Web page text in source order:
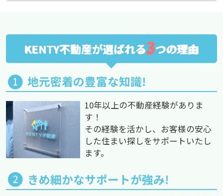
KENTY不動産が選ばれる3つの理由
地元密着の豊富な知識!
10年以上の不動産経験がありま
す！
その経験を活かし、お客様の安心
した住まい探しをサポートいたし
ます。
きめ細かなサポートが強み!